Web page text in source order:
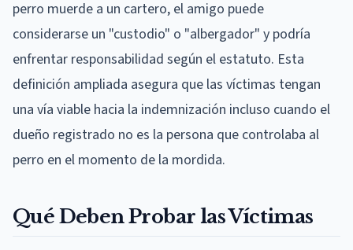
perro muerde a un cartero, el amigo puede
considerarse un "custodio" o "albergador" y podría
enfrentar responsabilidad según el estatuto. Esta
definición ampliada asegura que las víctimas tengan
una vía viable hacia la indemnización incluso cuando el
dueño registrado no es la persona que controlaba al
perro en el momento de la mordida.
Qué Deben Probar las Víctimas